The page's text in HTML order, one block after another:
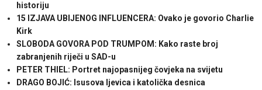
historiju
15 IZJAVA UBIJENOG INFLUENCERA: Ovako je govorio Charlie
Kirk
SLOBODA GOVORA POD TRUMPOM: Kako raste broj
zabranjenih riječi u SAD-u
PETER THIEL: Portret najopasnijeg čovjeka na svijetu
DRAGO BOJIĆ: ​Isusova ljevica i katolička desnica